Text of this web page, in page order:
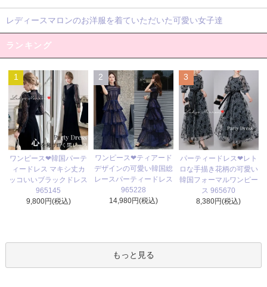
レディースマロンのお洋服を着ていただいた可愛い女子達
ランキング
1
ワンピース❤韓国パーテ
ィードレス マキシ丈カ
ッコいいブラックドレス
965145
9,800円(税込)
2
ワンピース❤ティアード
デザインの可愛い韓国総
レースパーティードレス
965228
14,980円(税込)
3
パーティードレス❤レト
ロな手描き花柄の可愛い
韓国フォーマルワンピー
ス 965670
8,380円(税込)
もっと見る